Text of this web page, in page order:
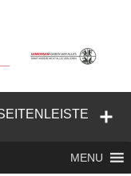
MENU